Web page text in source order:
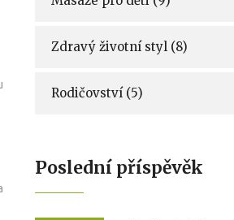
Zdravý životní styl (8)
Rodičovství (5)
Poslední příspěvěk